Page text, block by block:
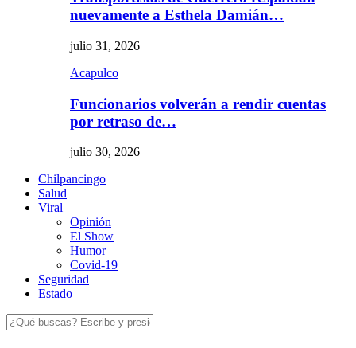
nuevamente a Esthela Damián…
julio 31, 2026
Acapulco
Funcionarios volverán a rendir cuentas
por retraso de…
julio 30, 2026
Chilpancingo
Salud
Viral
Opinión
El Show
Humor
Covid-19
Seguridad
Estado